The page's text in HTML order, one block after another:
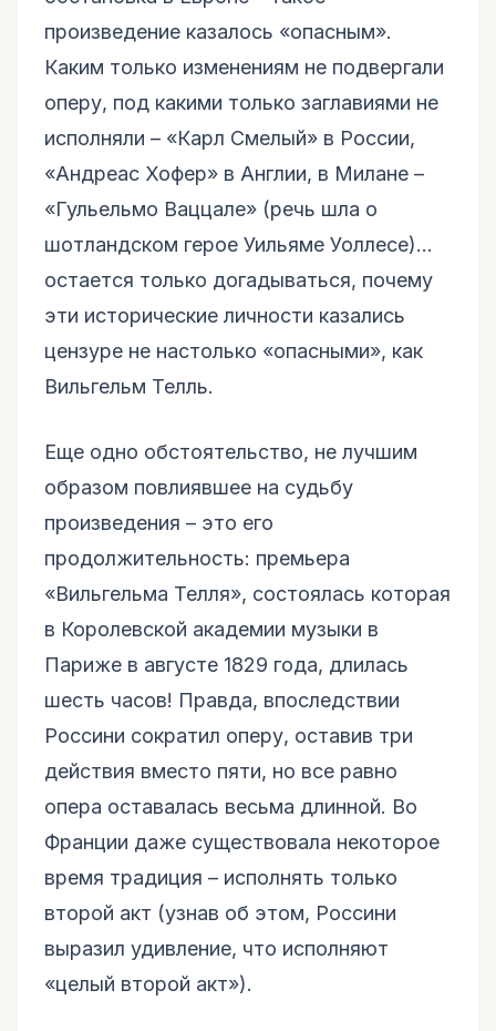
произведение казалось «опасным».
Каким только изменениям не подвергали
оперу, под какими только заглавиями не
исполняли – «Карл Смелый» в России,
«Андреас Хофер» в Англии, в Милане –
«Гульельмо Ваццале» (речь шла о
шотландском герое Уильяме Уоллесе)…
остается только догадываться, почему
эти исторические личности казались
цензуре не настолько «опасными», как
Вильгельм Телль.
Еще одно обстоятельство, не лучшим
образом повлиявшее на судьбу
произведения – это его
продолжительность: премьера
«Вильгельма Телля», состоялась которая
в Королевской академии музыки в
Париже в августе 1829 года, длилась
шесть часов! Правда, впоследствии
Россини сократил оперу, оставив три
действия вместо пяти, но все равно
опера оставалась весьма длинной. Во
Франции даже существовала некоторое
время традиция – исполнять только
второй акт (узнав об этом, Россини
выразил удивление, что исполняют
«целый второй акт»).